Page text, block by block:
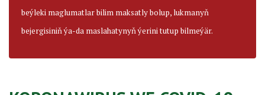
beýleki maglumatlar bilim maksatly bolup, lukmanyň
bejergisiniň ýa-da maslahatynyň ýerini tutup bilmeýär.